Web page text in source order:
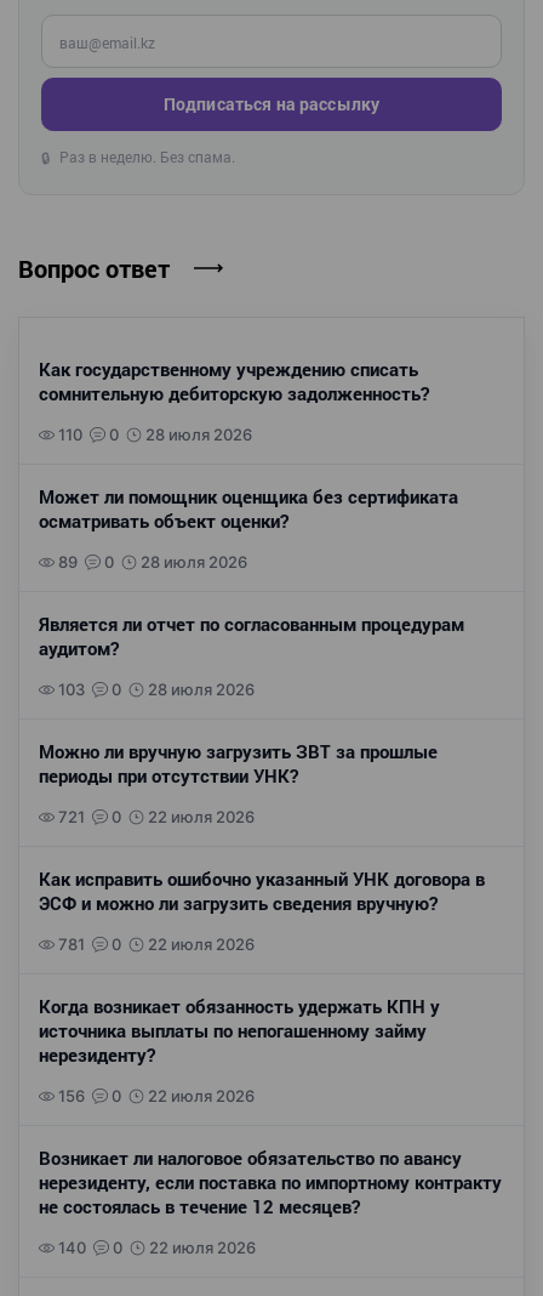
Введите ваш e-mail
Подписаться на рассылку
🔒 Раз в неделю. Без спама.
Вопрос ответ
Как государственному учреждению списать
сомнительную дебиторскую задолженность?
110 0 28 июля 2026
Может ли помощник оценщика без сертификата
осматривать объект оценки?
89 0 28 июля 2026
Является ли отчет по согласованным процедурам
аудитом?
103 0 28 июля 2026
Можно ли вручную загрузить ЗВТ за прошлые
периоды при отсутствии УНК?
721 0 22 июля 2026
Как исправить ошибочно указанный УНК договора в
ЭСФ и можно ли загрузить сведения вручную?
781 0 22 июля 2026
Когда возникает обязанность удержать КПН у
источника выплаты по непогашенному займу
нерезиденту?
156 0 22 июля 2026
Возникает ли налоговое обязательство по авансу
нерезиденту, если поставка по импортному контракту
не состоялась в течение 12 месяцев?
140 0 22 июля 2026